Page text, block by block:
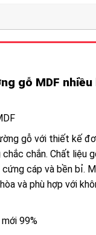
gỗ MDF
gỗ với thiết kế
chắn. Chất liệu
cáp và bền bỉ.
và phù hợp với
99%